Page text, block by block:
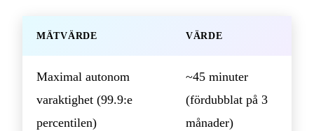
MÄTVÄRDE VÄRDE
Maximal autonom
varaktighet (99.9:e
percentilen)
~45 minuter
(fördubblat på 3
månader)